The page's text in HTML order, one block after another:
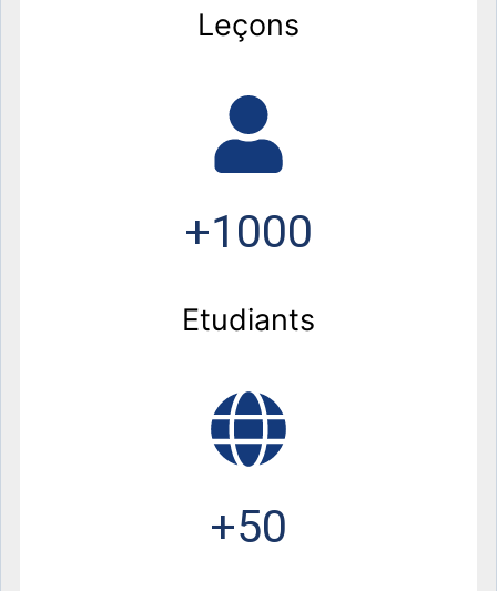
Leçons
+1000
Etudiants
+50